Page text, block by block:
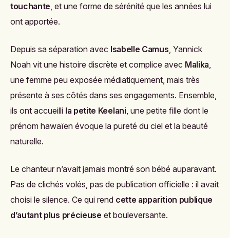
touchante , et une forme de sérénité que les années lui
ont apportée.
Depuis sa séparation avec Isabelle Camus , Yannick
Noah vit une histoire discrète et complice avec Malika
une femme peu exposée médiatiquement, mais très
présente à ses côtés dans ses engagements. Ensemble,
ils ont accueilli la petite Keelani , une petite fille dont le
prénom hawaïen évoque la pureté du ciel et la beauté
naturelle.
Le chanteur n’avait jamais montré son bébé auparavant.
Pas de clichés volés, pas de publication officielle : il avait
choisi le silence. Ce qui rend cette apparition publique
d’autant plus précieuse et bouleversante.